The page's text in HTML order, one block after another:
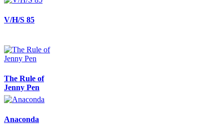
V/H/S 85
The Rule of
Jenny Pen
Anaconda